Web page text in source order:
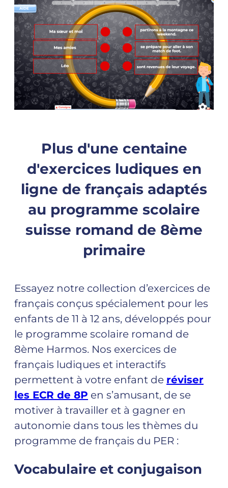
Plus d'une centaine
d'exercices ludiques en
ligne de français adaptés
au programme scolaire
suisse romand de 8ème
primaire
Essayez notre collection d’exercices de
français conçus spécialement pour les
enfants de 11 à 12 ans, développés pour
le programme scolaire romand de
8ème Harmos. Nos exercices de
français ludiques et interactifs
permettent à votre enfant de réviser
les ECR de 8P en s’amusant, de se
motiver à travailler et à gagner en
autonomie dans tous les thèmes du
programme de français du PER :
Vocabulaire et conjugaison